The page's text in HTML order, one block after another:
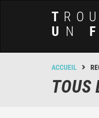
T
U N F
ACCUEIL
TOUS